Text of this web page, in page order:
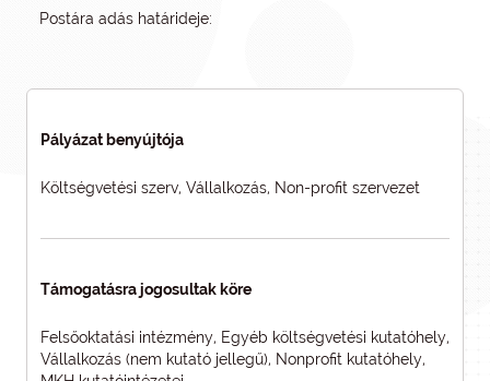
Postára adás határideje:
Pályázat benyújtója
Költségvetési szerv, Vállalkozás, Non-profit szervezet
Támogatásra jogosultak köre
Felsőoktatási intézmény, Egyéb költségvetési kutatóhely,
Vállalkozás (nem kutató jellegű), Nonprofit kutatóhely,